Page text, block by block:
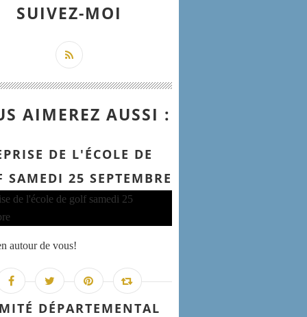
SUIVEZ-MOI
AIMEREZ AUSSI :
DE L'ÉCOLE DE
SAMEDI 25 SEPTEMBRE
autour de vous!
DÉPARTEMENTAL